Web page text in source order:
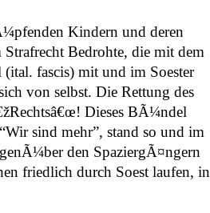
Kindern und deren
Bedrohte, die mit dem
fascis) mit und im Soester
von selbst. Die Rettung des
Dieses BÃ¼ndel
sind mehr”, stand so und im
den SpaziergÃ¤ngern
friedlich durch Soest laufen, in